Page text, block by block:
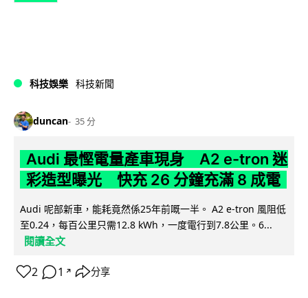
科技娛樂 科技新聞
duncan 35 分
Audi 最慳電量產車現身 A2 e-tron 迷
彩造型曝光 快充 26 分鐘充滿 8 成電
Audi 呢部新車，能耗竟然係25年前嘅一半。 A2 e-tron 風阻低
至0.24，每百公里只需12.8 kWh，一度電行到7.8公里。6...
閱讀全文
2 1 ↗ 分享